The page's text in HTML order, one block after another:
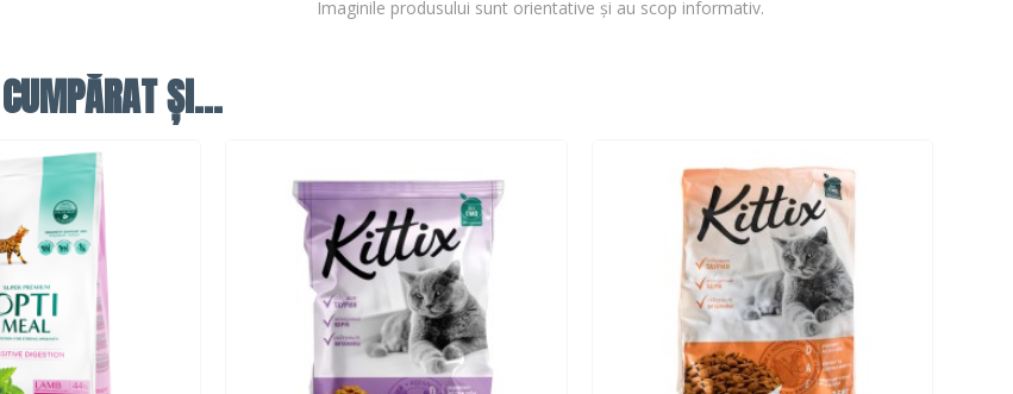
Imaginile produsului sunt orientative și au scop informativ.
ȘI...